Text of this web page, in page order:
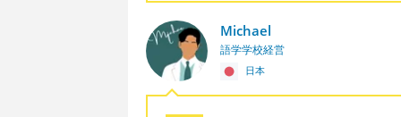
Michael
語学学校経営
日本